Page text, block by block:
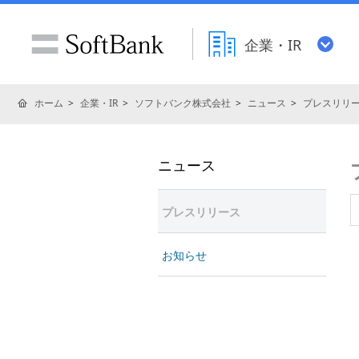
企業・IR
ホーム 企業・IR ソフトバンク株式会社 ニュース プレスリリ
ニュース
プレスリリース
お知らせ